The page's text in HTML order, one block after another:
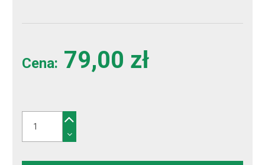
Cena: 79,00 zł